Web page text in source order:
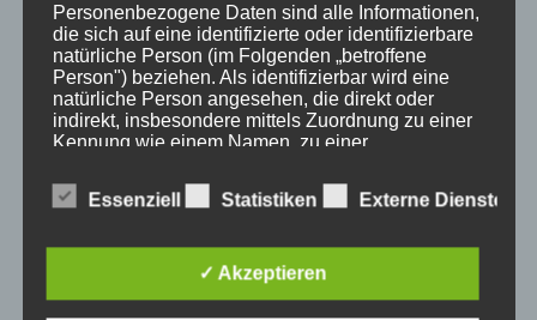
Stichworte
allgäu allgäuer alpen alpen angebot Auszeit
bayern bergbahnen berge event
freie Ferienwohnungen frühling gästehaus
Lastminute März natur
Personenbezogene Daten sind alle Informationen,
die sich auf eine identifizierte oder identifizierbare
natürliche Person (im Folgenden „betroffene
Person") beziehen. Als identifizierbar wird eine
natürliche Person angesehen, die direkt oder
indirekt, insbesondere mittels Zuordnung zu einer
Kennung wie einem Namen, zu einer
Kennung oder zu einem oder mehreren
besonderen Merkmalen, die Ausdruck der
psychischen, wirtschaftlichen, kulturellen oder
sozialen Identität dieser natürlichen Person sind,
Essenziell Statistiken Externe Dienste
✓ Akzeptieren